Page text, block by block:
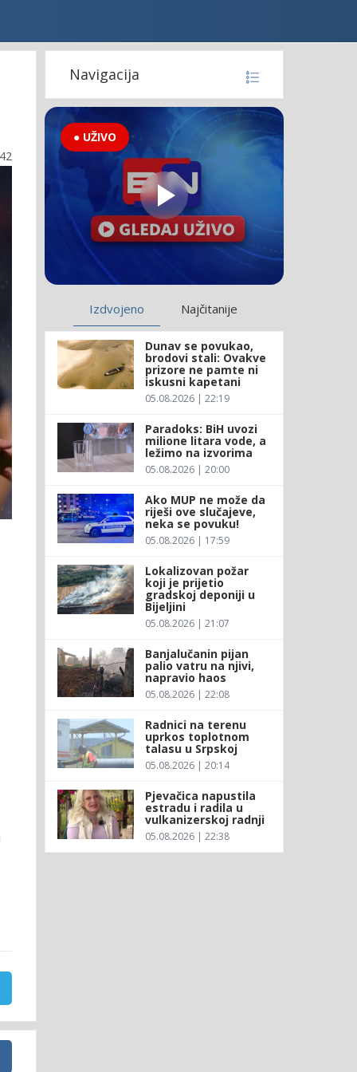
Navigacija
● UŽIVO
Izdvojeno Najčitanije
Dunav se povukao,
brodovi stali: Ovakve
prizore ne pamte ni
iskusni kapetani
05.08.2026 | 22:19
Paradoks: BiH uvozi
milione litara vode, a
ležimo na izvorima
05.08.2026 | 20:00
Ako MUP ne može da
riješi ove slučajeve,
neka se povuku!
05.08.2026 | 17:59
Lokalizovan požar
koji je prijetio
gradskoj deponiji u
Bijeljini
05.08.2026 | 21:07
Banjalučanin pijan
palio vatru na njivi,
napravio haos
05.08.2026 | 22:08
Radnici na terenu
uprkos toplotnom
talasu u Srpskoj
05.08.2026 | 20:14
Pjevačica napustila
estradu i radila u
vulkanizerskoj radnji
05.08.2026 | 22:38